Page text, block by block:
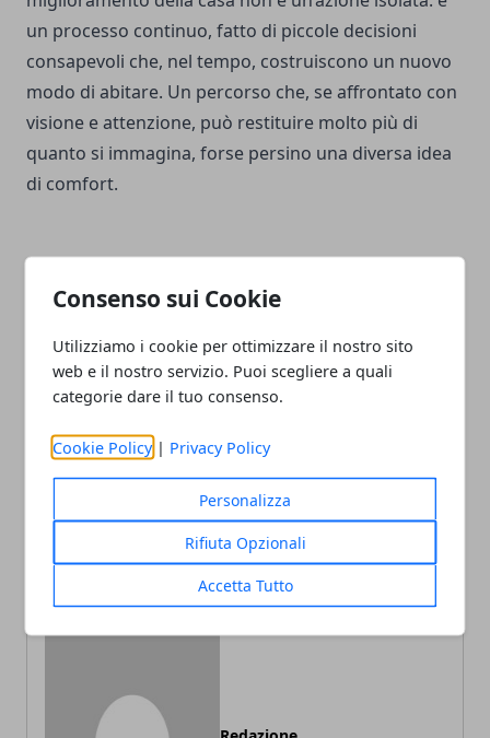
Consenso sui Cookie
Utilizziamo i cookie per ottimizzare il nostro sito
web e il nostro servizio. Puoi scegliere a quali
categorie dare il tuo consenso.
Cookie Policy | Privacy Policy
Personalizza
Rifiuta Opzionali
Accetta Tutto
un processo continuo, fatto di piccole decisioni
consapevoli che, nel tempo, costruiscono un nuovo
modo di abitare. Un percorso che, se affrontato con
visione e attenzione, può restituire molto più di
quanto si immagina, forse persino una diversa idea
di comfort.
Articolo Successivo
Intelligenza artificiale e
formazione professionale:
il futuro
dell’apprendimento prende
forma